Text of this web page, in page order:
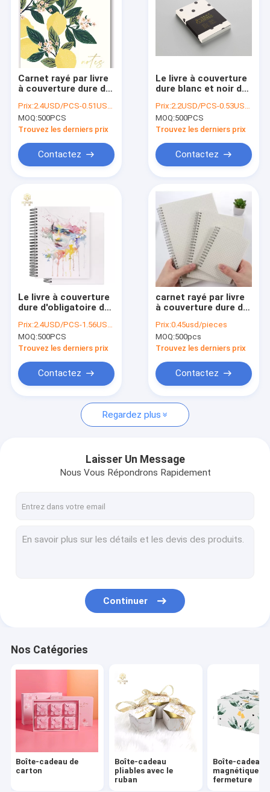
Des produits
Au sujet de nous
Visite d'usine
Demandez une citation
VR
Boîte-cadeau de carton
Boîte-cadeau magnétique de fermeture
Carnet rayé par livre à couverture dure
Boîte de carton de papier
Labels décoratifs d'autocollant
Les livres d'enfants de livre à couverture dure
Carnet rayé par livre
à couverture dure de
pouces avec le
papier enduit
Prix:2.4USD/PCS-0.51USD/PCS
MOQ:500PCS
Trouvez les derniers prix
Contactez
Le livre à couverture
dure blanc et noir de
copie Logo By Foil
Hot Stamping de
carnet
Prix:2.2USD/PCS-0.53USD/PCS
MOQ:500PCS
Trouvez les derniers prix
Contactez
Le livre à couverture
dure d'obligatoire de
carnet, carnet de 120
feuilles pour la
peinture
Prix:2.4USD/PCS-1.56USD/PCS
MOQ:500PCS
Trouvez les derniers prix
Contactez
carnet rayé par livre
à couverture dure de
grille A5 de grande
taille pour des
enfants
Prix:0.45usd/pieces
MOQ:500pcs
Trouvez les derniers prix
Contactez
Regardez plus
Laisser Un Message
Nous Vous Répondrons Rapidement
Continuer
Nos Catégories
Boîte-cadeau de
carton
Boîte-cadeau
pliables avec le
ruban
Boîte-cadeau
magnétique de
fermeture